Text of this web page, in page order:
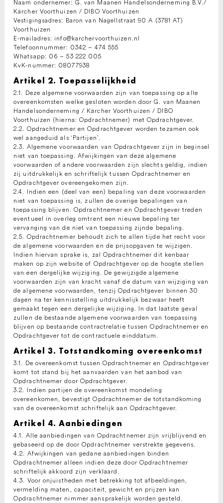
Naam ondernemer: G. van Maanen Handelsonderneming B.V./
Kärcher Voorthuizen / DIBO Voorthuizen
Vestigingsadres: Baron van Nagellstraat 90 A (3781 AT)
Voorthuizen
E-mailadres: info@karchervoorthuizen.nl
Telefoonnummer: 0342 – 474 555
Whatsapp: 06 – 53 222 005
KvK-nummer: 08077938
Artikel 2. Toepasselijkheid
2.1. Deze algemene voorwaarden zijn van toepassing op alle
overeenkomsten welke gesloten worden door G. van Maanen
Handelsonderneming / Kärcher Voorthuizen / DIBO
Voorthuizen (hierna: Opdrachtnemer) met Opdrachtgever.
2.2. Opdrachtnemer en Opdrachtgever worden tezamen ook
wel aangeduid als ‘Partijen’.
2.3. Algemene voorwaarden van Opdrachtgever zijn in beginsel
niet van toepassing. Afwijkingen van deze algemene
voorwaarden of andere voorwaarden zijn slechts geldig, indien
zij uitdrukkelijk en schriftelijk tussen Opdrachtnemer en
Opdrachtgever overeengekomen zijn.
2.4. Indien een (deel van een) bepaling van deze voorwaarden
niet van toepassing is, zullen de overige bepalingen van
toepassing blijven. Opdrachtnemer en Opdrachtgever treden
eventueel in overleg omtrent een nieuwe bepaling ter
vervanging van de niet van toepassing zijnde bepaling.
2.5. Opdrachtnemer behoudt zich te allen tijde het recht voor
de algemene voorwaarden en de prijsopgaven te wijzigen.
Indien hiervan sprake is, zal Opdrachtnemer dit kenbaar
maken op zijn website of Opdrachtgever op de hoogte stellen
van een dergelijke wijziging. De gewijzigde algemene
voorwaarden zijn van kracht vanaf de datum van wijziging van
de algemene voorwaarden, tenzij Opdrachtgever binnen 30
dagen na ter kennisstelling uitdrukkelijk bezwaar heeft
gemaakt tegen een dergelijke wijziging. In dat laatste geval
zullen de bestaande algemene voorwaarden van toepassing
blijven op bestaande contractrelatie tussen Opdrachtnemer en
Opdrachtgever tot de contractuele einddatum.
Artikel 3. Totstandkoming overeenkomst
3.1. De overeenkomst tussen Opdrachtnemer en Opdrachtgever
komt tot stand bij het aanvaarden van het aanbod van
Opdrachtnemer door Opdrachtgever.
3.2. Indien partijen de overeenkomst mondeling
overeenkomen, bevestigt Opdrachtnemer de totstandkoming
van de overeenkomst schriftelijk aan Opdrachtgever.
Artikel 4. Aanbiedingen
4.1. Alle aanbiedingen van Opdrachtnemer zijn vrijblijvend en
gebaseerd op de door Opdrachtnemer verstrekte gegevens.
4.2. Afwijkingen van gedane aanbiedingen binden
Opdrachtnemer alleen indien deze door Opdrachtnemer
schriftelijk akkoord zijn verklaard.
4.3. Voor onjuistheden met betrekking tot afbeeldingen,
vermelding maten, capaciteit, gewicht en prijzen kan
Opdrachtnemer nimmer aansprakelijk worden gesteld.